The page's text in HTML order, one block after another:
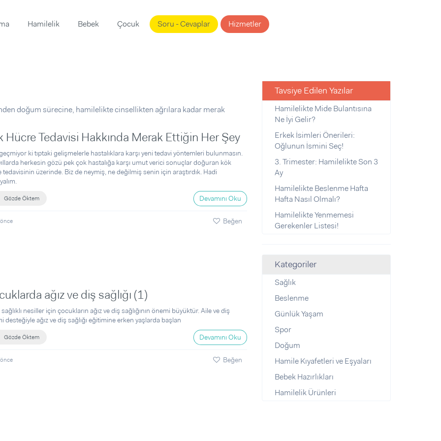
Hamilelik Bebek Çocuk Soru - Cevaplar Hizmetler
doğum sürecine, hamilelikte cinsellikten ağrılara kadar merak
Hücre Tedavisi Hakkında Merak Ettiğin Her Şey
ki tıptaki gelişmelerle hastalıklara karşı yeni tedavi yöntemleri bulunmasın.
herkesin gözü pek çok hastalığa karşı umut verici sonuçlar doğuran kök
tedavisinin üzerinde. Biz de neymiş, ne değilmiş senin için araştırdık. Hadi
Gözde Öktem Devamını Oku
Beğen
ağız ve diş sağlığı (1)
nesiller için çocukların ağız ve diş sağlığının önemi büyüktür. Aile ve diş
desteğiyle ağız ve diş sağlığı eğitimine erken yaşlarda başlan
Gözde Öktem Devamını Oku
Beğen
Tavsiye Edilen Yazılar
Hamilelikte Mide Bulantısına
Ne İyi Gelir?
Erkek İsimleri Önerileri:
Oğlunun İsmini Seç!
3. Trimester: Hamilelikte Son 3
Ay
Hamilelikte Beslenme Hafta
Hafta Nasıl Olmalı?
Hamilelikte Yenmemesi
Gerekenler Listesi!
Kategoriler
Sağlık
Beslenme
Günlük Yaşam
Spor
Doğum
Hamile Kıyafetleri ve Eşyaları
Bebek Hazırlıkları
Hamilelik Ürünleri